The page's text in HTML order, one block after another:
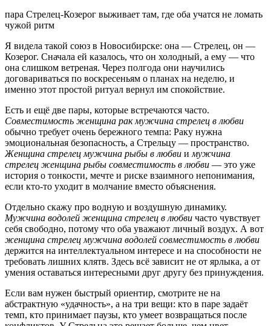
пара Стрелец-Козерог выживает там, где оба учатся не ломать
чужой ритм
Я видела такой союз в Новосибирске: она — Стрелец, он —
Козерог. Сначала ей казалось, что он холодный, а ему — что
она слишком ветреная. Через полгода они научились
договариваться по воскресеньям о планах на неделю, и
именно этот простой ритуал вернул им спокойствие.
Есть и ещё две пары, которые встречаются часто.
Совместимость женщина рак мужчина стрелец в любви
обычно требует очень бережного темпа: Раку нужна
эмоциональная безопасность, а Стрельцу — пространство.
Женщина стрелец мужчина рыбы в любви и мужчина
стрелец женщина рыбы совместимость в любви — это уже
история о тонкости, мечте и риске взаимного непонимания,
если кто-то уходит в молчание вместо объяснения.
Отдельно скажу про водную и воздушную динамику.
Мужчина водолей женщина стрелец в любви часто чувствует
себя свободно, потому что оба уважают личный воздух. А вот
женщина стрелец мужчина водолей совместимость в любви
держится на интеллектуальном интересе и на способности не
требовать лишних клятв. Здесь всё зависит не от ярлыка, а от
умения оставаться интересными друг другу без принуждения.
Если вам нужен быстрый ориентир, смотрите не на
абстрактную «удачность», а на три вещи: кто в паре задаёт
темп, кто принимает паузы, кто умеет возвращаться после